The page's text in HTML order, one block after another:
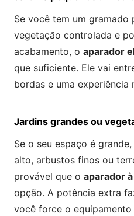
Se você tem um gramado
vegetação controlada e
acabamento, o aparador
que suficiente. Ele vai
bordas e uma experiência
Jardins grandes ou
Se o seu espaço é
alto, arbustos finos ou
provável que o aparador
opção. A potência extra
você force o